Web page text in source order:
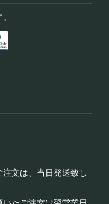
文は、当日発送致し